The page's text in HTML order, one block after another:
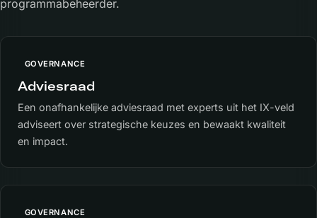
programmabeheerder.
GOVERNANCE
Adviesraad
Een onafhankelijke adviesraad met experts uit het IX-veld
adviseert over strategische keuzes en bewaakt kwaliteit
en impact.
GOVERNANCE